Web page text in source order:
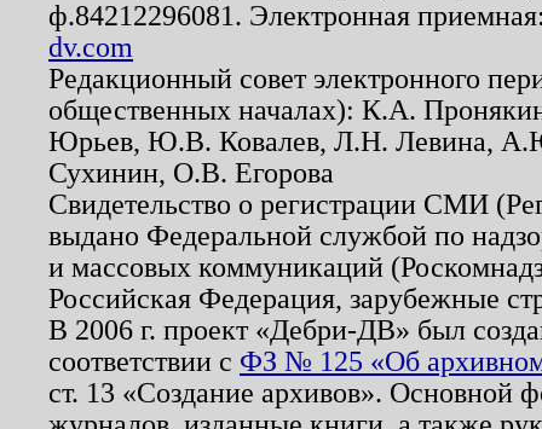
ф.84212296081. Электронная
dv.com
Редакционный совет электронного
общественных началах): К.А.
Юрьев, Ю.В. Ковалев, Л.Н. Левина,
Сухинин, О.В. Егорова
Свидетельство о регистрации СМИ
выдано Федеральной службой по
и массовых коммуникаций
Российская Федерация, зарубежные
В 2006 г. проект «Дебри-ДВ» был
соответствии с ФЗ № 125 «Об
ст. 13 «Создание архивов». Основной